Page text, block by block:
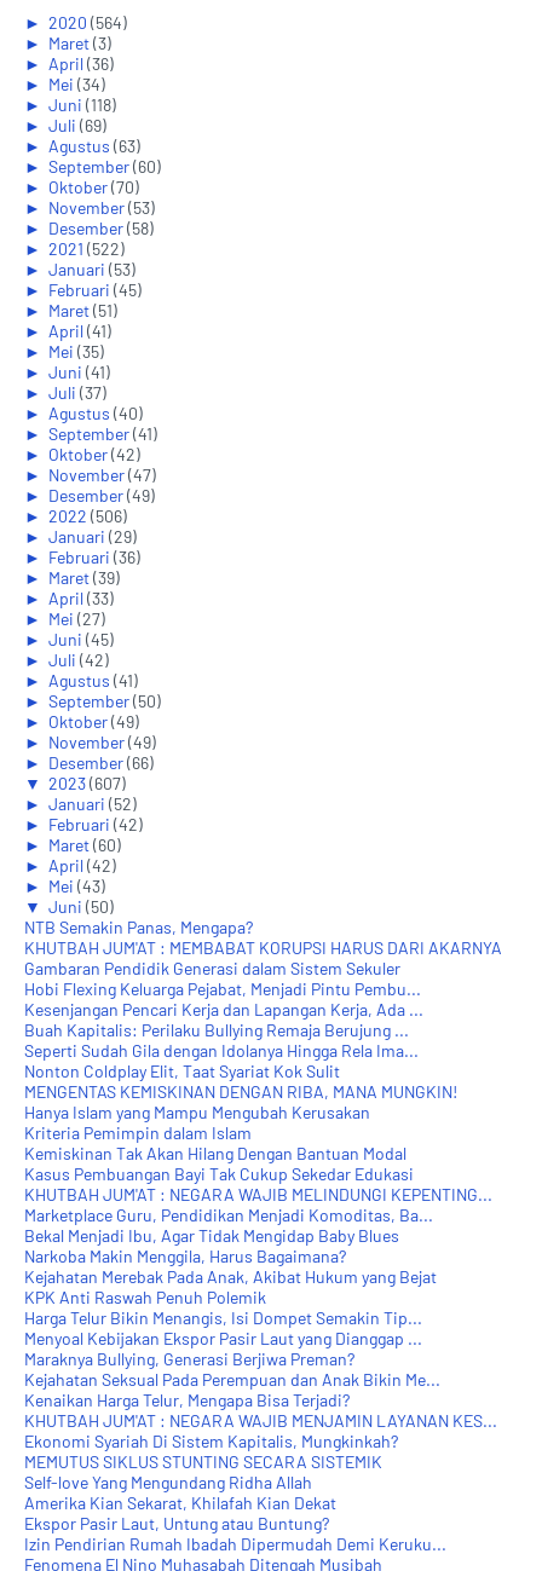
► 2020 (564)
► Maret(3)
► April(36)
► Mei (34)
► Juni (118)
► Juli (69)
► Agustus (63)
► September(60)
► Oktober(70)
► November(53)
► Desember(58)
► 2021 (522)
► Januari (53)
► Februari (45)
► Maret(51)
► April(41)
► Mei (35)
► Juni (41)
► Juli (37)
► Agustus (40)
► September(41)
► Oktober(42)
► November(47)
► Desember(49)
► 2022 (506)
► Januari (29)
► Februari (36)
► Maret(39)
► April(33)
► Mei (27)
► Juni (45)
► Juli (42)
► Agustus (41)
► September(50)
► Oktober(49)
► November(49)
► Desember(66)
▼ 2023(607)
► Januari (52)
► Februari (42)
► Maret(60)
► April(42)
► Mei (43)
▼ Juni (50)
NTB Semakin Panas, Mengapa?
KHUTBAH JUM'AT : MEMBABAT KORUPSI HARUS DARI AKARNYA
Gambaran Pendidik Generasi dalam Sistem Sekuler
Hobi Flexing Keluarga Pejabat, Menjadi Pintu Pembu...
Kesenjangan Pencari Kerja dan Lapangan Kerja, Ada ...
Buah Kapitalis: Perilaku Bullying Remaja Berujung ...
Seperti Sudah Gila dengan Idolanya Hingga Rela Ima...
Nonton Coldplay Elit, Taat Syariat Kok Sulit
MENGENTAS KEMISKINAN DENGAN RIBA, MANA MUNGKIN!
Hanya Islam yang Mampu Mengubah Kerusakan
Kriteria Pemimpin dalam Islam
Kemiskinan Tak Akan Hilang Dengan Bantuan Modal
Kasus Pembuangan Bayi Tak Cukup Sekedar Edukasi
KHUTBAH JUM'AT : NEGARA WAJIB MELINDUNGI KEPENTING...
Marketplace Guru, Pendidikan Menjadi Komoditas, Ba...
Bekal Menjadi Ibu, Agar Tidak Mengidap Baby Blues
Narkoba Makin Menggila, Harus Bagaimana?
Kejahatan Merebak Pada Anak, Akibat Hukum yang Bejat
KPK Anti Raswah Penuh Polemik
Harga Telur Bikin Menangis, Isi Dompet Semakin Tip...
Menyoal Kebijakan Ekspor Pasir Laut yang Dianggap ...
Maraknya Bullying, Generasi Berjiwa Preman?
Kejahatan Seksual Pada Perempuan dan Anak Bikin Me...
Kenaikan Harga Telur, Mengapa Bisa Terjadi?
KHUTBAH JUM'AT : NEGARA WAJIB MENJAMIN LAYANAN KES...
Ekonomi Syariah Di Sistem Kapitalis, Mungkinkah?
MEMUTUS SIKLUS STUNTING SECARA SISTEMIK
Self-love Yang Mengundang Ridha Allah
Amerika Kian Sekarat, Khilafah Kian Dekat
Ekspor Pasir Laut, Untung atau Buntung?
Izin Pendirian Rumah Ibadah Dipermudah Demi Keruku...
Fenomena El Nino Muhasabah Ditengah Musibah